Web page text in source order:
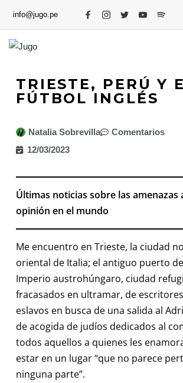
info@jugo.pe
TRIESTE, PERÚ Y
FÚTBOL INGLÉS
Natalia Sobrevilla
Comentarios
12/03/2023
Últimas noticias sobre las amenazas
opinión en el mundo
Me encuentro en Trieste, la ciudad
oriental de Italia; el antiguo puerto
Imperio austrohúngaro, ciudad
fracasados en ultramar, de
eslavos en busca de una salida al
de acogida de judíos dedicados al
todos aquellos a quienes les
estar en un lugar “que no parece
ninguna parte”.